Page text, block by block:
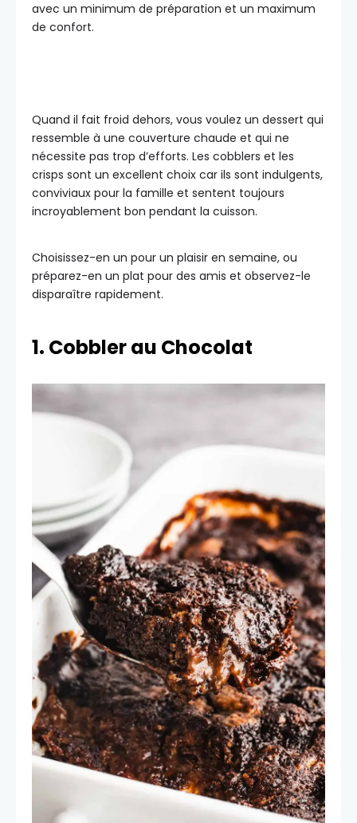
avec un minimum de préparation et un maximum
de confort.
Quand il fait froid dehors, vous voulez un dessert qui
ressemble à une couverture chaude et qui ne
nécessite pas trop d’efforts. Les cobblers et les
crisps sont un excellent choix car ils sont indulgents,
conviviaux pour la famille et sentent toujours
incroyablement bon pendant la cuisson.
Choisissez-en un pour un plaisir en semaine, ou
préparez-en un plat pour des amis et observez-le
disparaître rapidement.
1. Cobbler au Chocolat